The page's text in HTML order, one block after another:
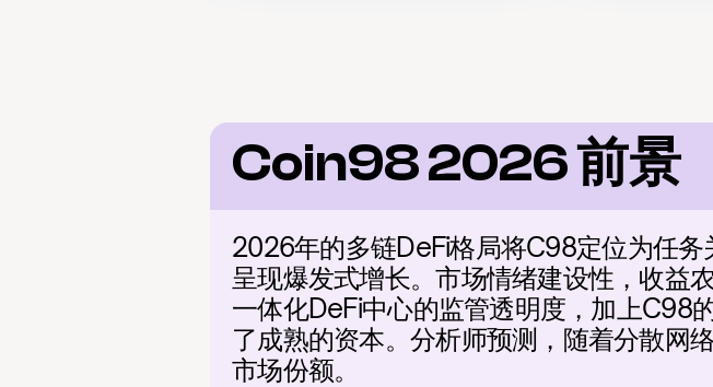
Coin98 2026 前景
2026年的多链DeFi格局将C98定位为任
呈现爆发式增长。市场情绪建设性，收益
一体化DeFi中心的监管透明度，加上C98
了成熟的资本。分析师预测，随着分散网
市场份额。